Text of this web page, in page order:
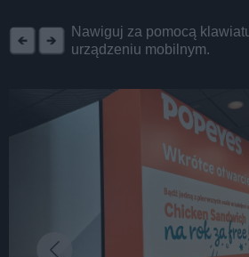
Nawiguj za pomocą
urządzeniu mobilnym.